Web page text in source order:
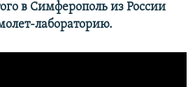
в Симферополь из России
лабораторию.